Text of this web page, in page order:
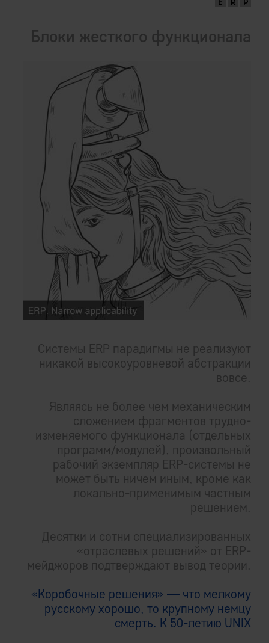
Блоки жесткого функционала
Системы ERP парадигмы не реализуют
никакой высокоуровневой абстракции
вовсе.
Являясь не более чем механическим
сложением фрагментов трудно-
изменяемого функционала (отдельных
программ/модулей), произвольный
рабочий экземпляр ERP-системы не
может быть ничем иным, кроме как
локально-применимым частным
решением.
Десятки и сотни специализированных
«отраслевых решений» от ERP-
мейджоров подтверждают вывод теории.
«Коробочные решения» — что мелкому
русскому хорошо, то крупному немцу
смерть. К 50-летию UNIX